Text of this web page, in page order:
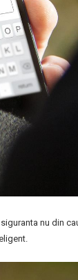
nu din